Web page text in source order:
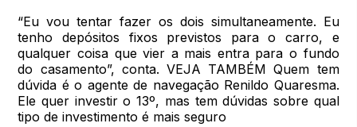
“Eu vou tentar fazer os dois simultaneamente. Eu
tenho depósitos fixos previstos para o carro, e
qualquer coisa que vier a mais entra para o fundo
do casamento”, conta. VEJA TAMBÉM Quem tem
dúvida é o agente de navegação Renildo Quaresma.
Ele quer investir o 13º, mas tem dúvidas sobre qual
tipo de investimento é mais seguro